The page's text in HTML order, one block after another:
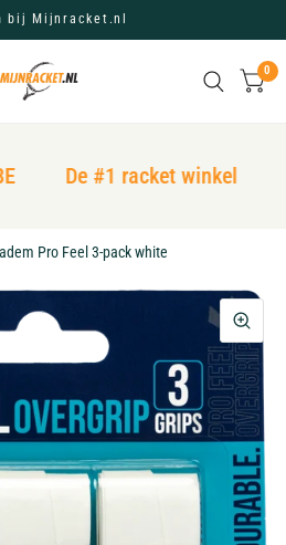
bij Mijnracket.nl
0
De #1 racket winkel
Pro Feel 3-pack white